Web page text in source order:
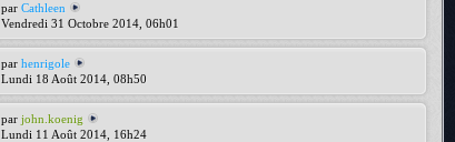
parCathleen
Vendredi 31 Octobre 2014, 06h01
parhenrigole
Lundi 18 Août 2014, 08h50
parjohn.koenig
Lundi 11 Août 2014, 16h24